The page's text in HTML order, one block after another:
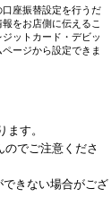
座振替設定を行うだ
をお店側に伝えるこ
ットカード・デビッ
ージから設定できま
す。
でご注意くださ
きない場合がござ